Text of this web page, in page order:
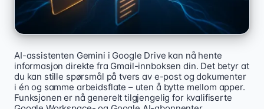
AI-assistenten Gemini i Google Drive kan nå hente
informasjon direkte fra Gmail-innboksen din. Det betyr at
du kan stille spørsmål på tvers av e-post og dokumenter
i én og samme arbeidsflate – uten å bytte mellom apper.
Funksjonen er nå generelt tilgjengelig for kvalifiserte